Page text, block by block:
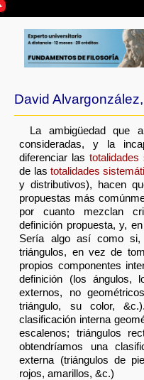
David
La ambigüedad que
consideradas, y la
diferenciar lastotalidades
de lastotalidades
y distributivos), hacen
propuestas más
por cuanto mezclan
definición propuesta, y,
Sería algo así como
triángulos, en vez de
propios componentes
definición (los ángulos,
externos, no
triángulo, su color,
clasificación interna
escalenos; triángulos
obtendríamos una
externa (triángulos de
rojos, amarillos, &c.)